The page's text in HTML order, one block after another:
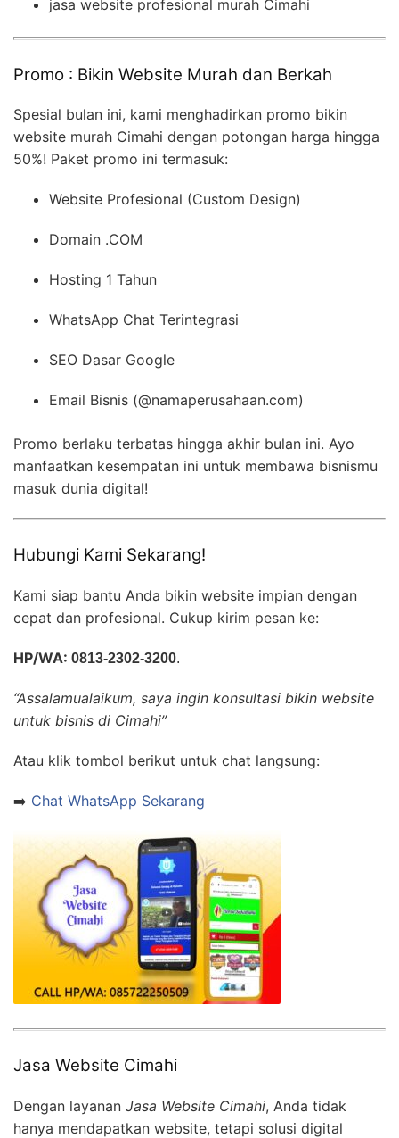
jasa website profesional murah Cimahi
Promo : Bikin Website Murah dan Berkah
Spesial bulan ini, kami menghadirkan promo bikin
website murah Cimahi dengan potongan harga hingga
50%! Paket promo ini termasuk:
Website Profesional (Custom Design)
Domain .COM
Hosting 1 Tahun
WhatsApp Chat Terintegrasi
SEO Dasar Google
Email Bisnis (@namaperusahaan.com)
Promo berlaku terbatas hingga akhir bulan ini. Ayo
manfaatkan kesempatan ini untuk membawa bisnismu
masuk dunia digital!
Hubungi Kami Sekarang!
Kami siap bantu Anda bikin website impian dengan
cepat dan profesional. Cukup kirim pesan ke:
HP/WA: 0813-2302-3200.
“Assalamualaikum, saya ingin konsultasi bikin website
untuk bisnis di Cimahi”
Atau klik tombol berikut untuk chat langsung:
➡️ Chat WhatsApp Sekarang
Jasa Website Cimahi
Dengan layanan Jasa Website Cimahi, Anda tidak
hanya mendapatkan website, tetapi solusi digital